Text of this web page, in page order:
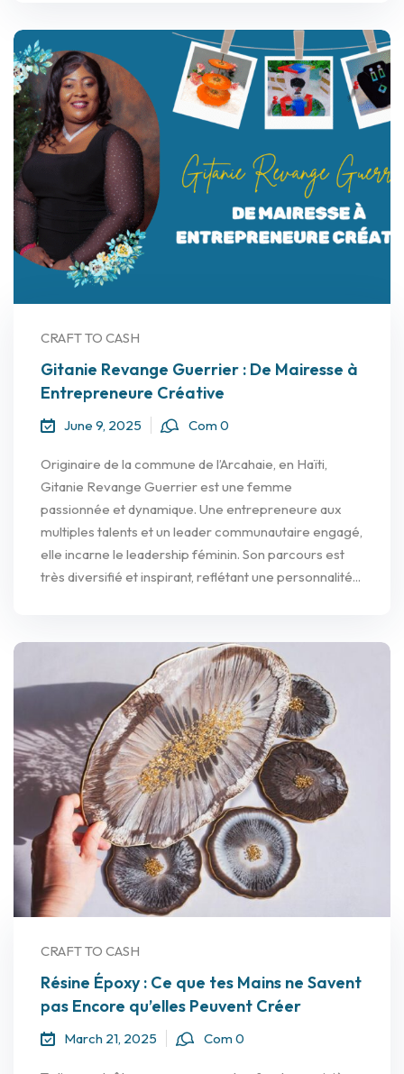
CRAFT TO CASH
Gitanie Revange Guerrier : De Mairesse à
Entrepreneure Créative
June 9, 2025 Com 0
Originaire de la commune de l’Arcahaie, en Haïti,
Gitanie Revange Guerrier est une femme
passionnée et dynamique. Une entrepreneure aux
multiples talents et un leader communautaire engagé,
elle incarne le leadership féminin. Son parcours est
très diversifié et inspirant, reflétant une personnalité...
CRAFT TO CASH
Résine Époxy : Ce que tes Mains ne Savent
pas Encore qu’elles Peuvent Créer
March 21, 2025 Com 0